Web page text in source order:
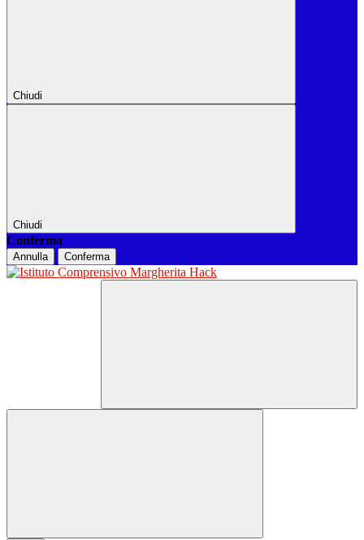
Chiudi
Chiudi
Conferma
Annulla Conferma